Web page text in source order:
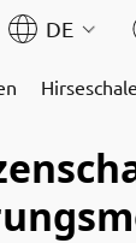
DE